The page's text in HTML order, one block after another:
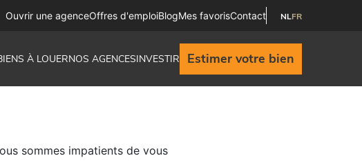
Ouvrir une agenceOffres d'emploiBlogMes favorisContact NLFR
À LOUERNOS AGENCESINVESTIR Estimer votre bien
sommes impatients de vous